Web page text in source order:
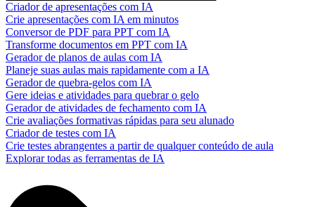
Criador de apresentações com IA
Crie apresentações com IA em minutos
Conversor de PDF para PPT com IA
Transforme documentos em PPT com IA
Gerador de planos de aulas com IA
Planeje suas aulas mais rapidamente com a IA
Gerador de quebra-gelos com IA
Gere ideias e atividades para quebrar o gelo
Gerador de atividades de fechamento com IA
Crie avaliações formativas rápidas para seu alunado
Criador de testes com IA
Crie testes abrangentes a partir de qualquer conteúdo de aula
Explorar todas as ferramentas de IA